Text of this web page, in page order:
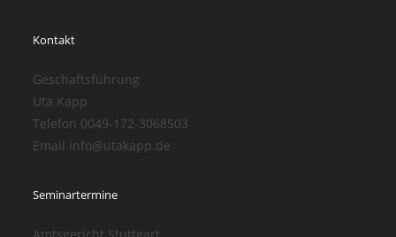
Kontakt
Geschaftsführung
Uta Kapp
Telefon 0049-172-3068503
Email info@utakapp.de
Seminartermine